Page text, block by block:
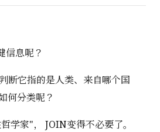
信息呢？
断它指的是人类、来自哪个国
何分类呢？
学家"， JOIN变得不必要了。